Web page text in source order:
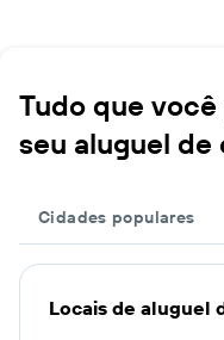
Tudo que
seu aluguel de
Cidades populares
Locais de aluguel